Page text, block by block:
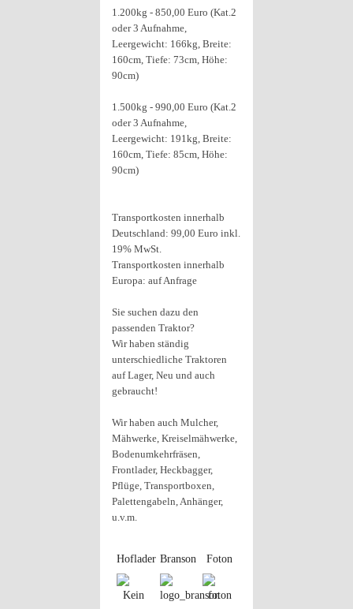
1.200kg - 850,00 Euro (Kat.2
oder 3 Aufnahme,
Leergewicht: 166kg, Breite:
160cm, Tiefe: 73cm, Höhe:
90cm)
1.500kg - 990,00 Euro (Kat.2
oder 3 Aufnahme,
Leergewicht: 191kg, Breite:
160cm, Tiefe: 85cm, Höhe:
90cm)
Transportkosten innerhalb
Deutschland: 99,00 Euro inkl.
19% MwSt.
Transportkosten innerhalb
Europa: auf Anfrage
Sie suchen dazu den
passenden Traktor?
Wir haben ständig
unterschiedliche Traktoren
auf Lager, Neu und auch
gebraucht!
Wir haben auch Mulcher,
Mähwerke, Kreiselmähwerke,
Bodenumkehrfräsen,
Frontlader, Heckbagger,
Pflüge, Transportboxen,
Palettengabeln, Anhänger,
u.v.m.
Hoflader Branson Foton